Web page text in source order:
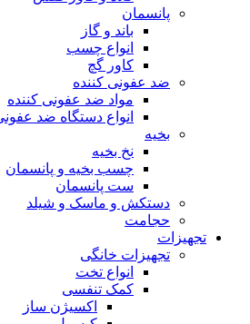
پانسمان
باند و گاز
انواع چسب
کاور گچ
ضد عفونی کننده
مواد ضد عفونی کننده
انواع دستگاه ضد
بخیه
نخ بخیه
چسب بخیه و پانسمان
ست پانسمان
دستکش و ماسک و شیلد
حجامت
تجهیزات
تجهیزات خانگی
انواع تخت
کمک تنفسی
اکسیژن ساز